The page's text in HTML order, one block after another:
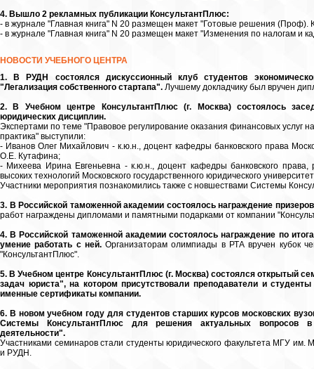
4. Вышло 2 рекламных публикации КонсультантПлюс:
- в журнале "Главная книга" N 20 размещен макет "Готовые решения (Проф).
- в журнале "Главная книга" N 20 размещен макет "Изменения по налогам и
НОВОСТИ УЧЕБНОГО ЦЕНТРА
1. В РУДН состоялся дискуссионный клуб студентов
"Легализация собственного стартапа". Лучшему докладчику был вручен
2. В Учебном центре КонсультантПлюс (г. Москва) состоялось
юридических дисциплин.
Экспертами по теме "Правовое регулирование оказания финансовых
практика" выступили:
- Иванов Олег Михайлович - к.ю.н., доцент кафедры банковского права
О.Е. Кутафина;
- Михеева Ирина Евгеньевна - к.ю.н., доцент кафедры банковского права,
высоких технологий Московского государственного юридического
Участники мероприятия познакомились также с новшествами Системы
3. В Российской таможенной академии состоялось награждение
работ награждены дипломами и памятными подарками от компании
4. В Российской таможенной академии состоялось награждение по
умение работать с ней.Организаторам олимпиады в РТА вручен кубок
"КонсультантПлюс".
5. В Учебном центре КонсультантПлюс (г. Москва) состоялся открытый
задач юриста", на котором присутствовали преподаватели и
именные сертификаты компании.
6. В новом учебном году для студентов старших курсов московских
Системы КонсультантПлюс для решения актуальных вопросов в
деятельности".
Участниками семинаров стали студенты юридического факультета МГУ
и РУДН.